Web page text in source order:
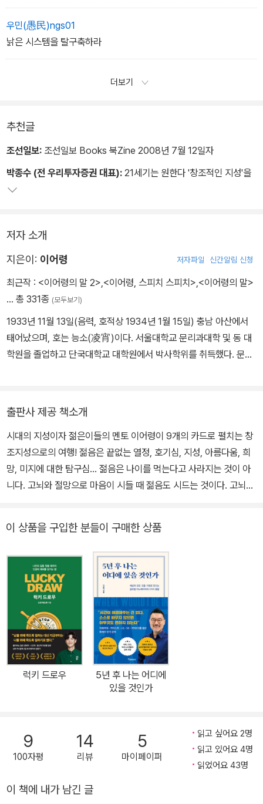
우민(愚民)ngs01
낡은 시스템을 탈구축하라
더보기
추천글
조선일보: 조선일보 Books 북Zine 2008년 7월 12일자
박종수 (전 우리투자증권 대표): 21세기는 원한다 '창조적인 지성'을
저자 소개
지은이: 이어령 저자파일 신간알림 신청
최근작 : <이어령의 말 2> <이어령, 스피치 스피치> <이어령의 말>
… 총 331종 (모두보기)
1933년 11월 13일(음력, 호적상 1934년 1월 15일) 충남 아산에서
태어났으며, 호는 능소(凌宵)이다. 서울대학교 문리과대학 및 동 대
학원을 졸업하고 단국대학교 대학원에서 박사학위를 취득했다. 문학
한중일 비교문화연구소 이사장 등을 역임했다. 2021년 한국문학 발
전에 기여한 공로를 인정받아 문화예술 발전 유공자로 선정되어 금관
문화훈장을 수훈했다. 대표 저서로는 『이어령의 강의』 『눈물 한 방
울』, 논문·평론 『저항의 문학』 『공간의 기호학』 『한국인 이야기』 『생
명이 자본이다』 『시 다시 읽기』, 에세이 『디지로그』 『젊음의 탄생』
신론자의 기도』 『헌팅턴비치에 가면 네가 있을까』 『날게 하소서』를
펴냈으며, 희곡과 시나리오 「기적을 파는 백화점」 「세 번은 짧게 세 번
은 길게」 등을 집필했다. 2022년 2월 26일 별세했다.
출판사 제공 책소개
시대의 지성이자 젊은이들의 멘토 이어령이 9개의 카드로 펼치는 창
조지성으로의 여행! 젊음은 끝없는 열정, 호기심, 지성, 아름다움, 희
망, 미지에 대한 탐구심… 젊음은 나이를 먹는다고 사라지는 것이 아
니다. 고뇌와 절망으로 마음이 시들 때 젊음도 시드는 것이다. 고뇌와
에게 선보인다. 2008년 출간 당시 전 언론의 주목을 받으며 화제를
모았던 <젊음의 탄생>은 시대의 지성이자 젊은이들의 멘토인 이어령
선생이 오랜 연륜을 통해 쌓은 지식의 합종연횡을 통해 지혜의 샘을
찾게 하고 창조지성을 향한 길로 이끄는 책이다. 9개의 매직카드를
통해 젊음의 창조 코드를 보여주는 이 책을 다시 새롭게 개정하여 20
09년도 개정판으로 출간하였다. 개정판에는 타로카드를 연상시키는
화려한 매직카드로 첫 장을 연다. 9개의 매직카드를 통해 펼치는 창
조지성 이야기에 바로바로 이해를 돕기 위한 참고 도판과 인명, 용어
해설이 보기 좋게 들어가 있다. 내용도 부분 보완하여 2009년 오늘
의 현실에 맞게 다듬었다. 책은 모두 아홉 개의 ‘Mind up Magic car
고의 화두이다. 각각의 up 코드는 그에 걸맞은 그림카드와 함께, 이
시대의 대학생들에게 기존의 사고 체계에서 벗어나 '의심하기, 삐딱
하게 보기, 새롭게 보기, 뒤집어 보기, 다르게 보기'를 실천할 것을 권
는 열정, 호기심, 지성, 아름다움, 희망, 미지에 대한 탐구심으로, 이것
이 상품을 구입한 분들이 구매한 상품
럭키 드로우
5년 후 나는 어디에
있을 것인가
9
100자평
14
리뷰
5
마이페이퍼
읽고 싶어요 2명
읽고 있어요 4명
읽었어요 43명
이 책에 내가 남긴 글